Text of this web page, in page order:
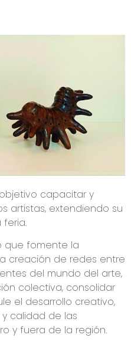
capacitar y
artistas, extendiendo su
feria.
que fomente la
creación de redes entre
del mundo del arte,
colectiva, consolidar
el desarrollo creativo,
calidad de las
y fuera de la región.